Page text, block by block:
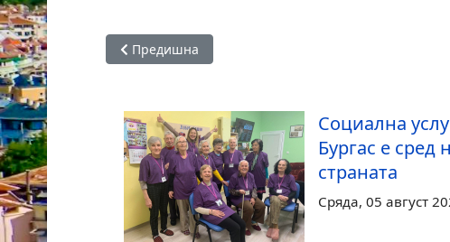
Предишна статия: Коледари ще обикалят по
Предишна
Социална
Бургас е сред
страната
Сряда, 05 август